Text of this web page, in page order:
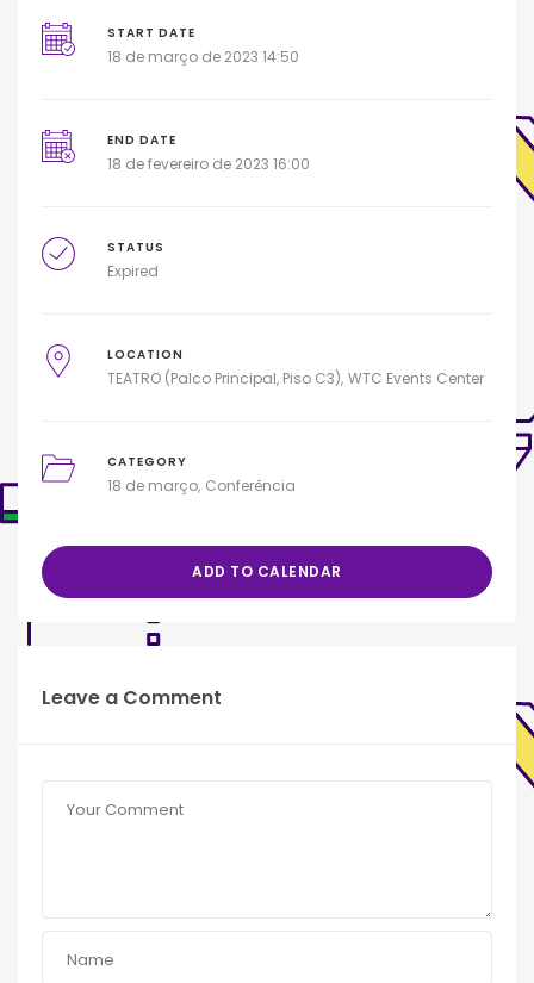
START DATE
18 de março de 2023 14:50
END DATE
18 de fevereiro de 2023 16:00
STATUS
Expired
LOCATION
TEATRO (Palco Principal, Piso C3) WTC Events Center
CATEGORY
18 de março Conferência
ADD TO CALENDAR
Leave a Comment